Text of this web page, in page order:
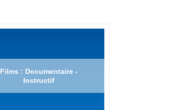
Films : Documentaire -
Instructif